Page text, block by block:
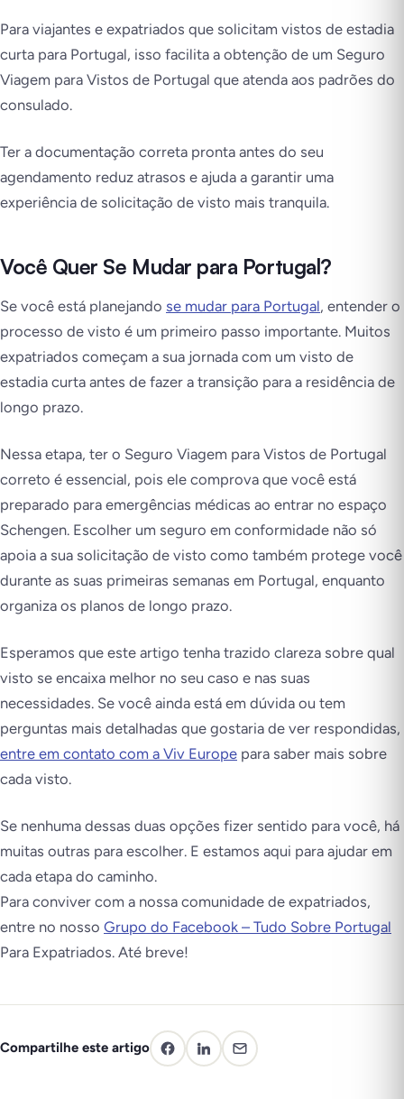
Para viajantes e expatriados que solicitam vistos de estadia
curta para Portugal, isso facilita a obtenção de um Seguro
Viagem para Vistos de Portugal que atenda aos padrões do
consulado.
Ter a documentação correta pronta antes do seu
agendamento reduz atrasos e ajuda a garantir uma
experiência de solicitação de visto mais tranquila.
Você Quer Se Mudar para Portugal?
Se você está planejando se mudar para Portugal, entender o
processo de visto é um primeiro passo importante. Muitos
expatriados começam a sua jornada com um visto de
estadia curta antes de fazer a transição para a residência de
longo prazo.
Nessa etapa, ter o Seguro Viagem para Vistos de Portugal
correto é essencial, pois ele comprova que você está
preparado para emergências médicas ao entrar no espaço
Schengen. Escolher um seguro em conformidade não só
apoia a sua solicitação de visto como também protege você
durante as suas primeiras semanas em Portugal, enquanto
organiza os planos de longo prazo.
Esperamos que este artigo tenha trazido clareza sobre qual
visto se encaixa melhor no seu caso e nas suas
necessidades. Se você ainda está em dúvida ou tem
perguntas mais detalhadas que gostaria de ver respondidas,
entre em contato com a Viv Europe para saber mais sobre
cada visto.
Se nenhuma dessas duas opções fizer sentido para você, há
muitas outras para escolher. E estamos aqui para ajudar em
cada etapa do caminho.
Para conviver com a nossa comunidade de expatriados,
entre no nosso Grupo do Facebook – Tudo Sobre Portugal
Para Expatriados. Até breve!
Compartilhe este artigo